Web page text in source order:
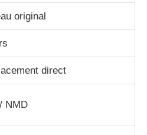
Hyosung
automatiques Fujitsu
GRG
original
direct
NMD